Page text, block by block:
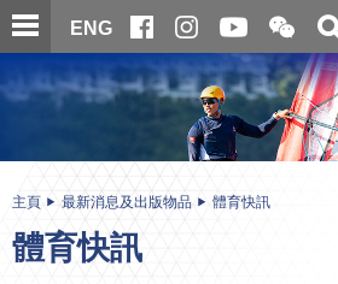
跳
至
內
ENG
開
合
微
信
二
維
碼
内
主頁 最新消息及出版物品 體育快訊
體育快訊